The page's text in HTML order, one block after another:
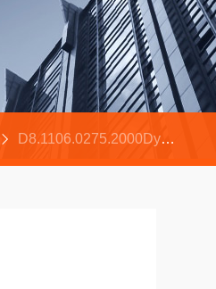
D8.1106.0275.2000Dynapar丹纳帕编码器HSD350300J4CD